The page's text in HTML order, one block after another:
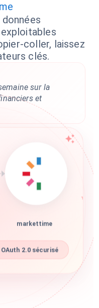
coller, laissez
clés.
sur la
et
markettime
2.0 sécurisé